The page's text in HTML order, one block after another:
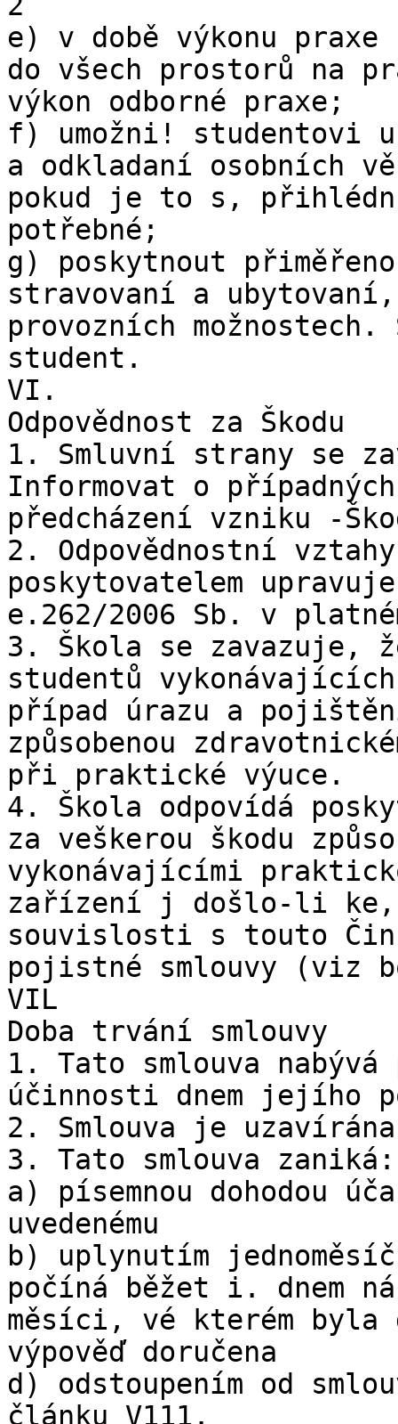
e) v době výkonu
do všech prostorů na
výkon odborné praxe;
f) umožni! studentovi
a odkladaní osobních
pokud je to s,
potřebné;
g) poskytnout
stravovaní a
provozních
student.
VI.
Odpovědnost za Škodu
1. Smluvní strany se
Informovat o
předcházení vzniku -
2. Odpovědnostní
poskytovatelem
e.262/2006 Sb. v
3. Škola se
studentů
případ úrazu a
způsobenou
při praktické výuce.
4. Škola odpovídá
za veškerou škodu
vykonávajícími
zařízení j došlo-li ke,
souvislosti s touto
pojistné smlouvy (viz
VIL
Doba trvání smlouvy
1. Tato smlouva
účinnosti dnem jejího
2. Smlouva je
3. Tato smlouva zaniká:
a) písemnou dohodou
uvedenému
b) uplynutím
počíná běžet i. dnem
měsíci, vé kterém byla
výpověď doručena
d) odstoupením od
článku V111.